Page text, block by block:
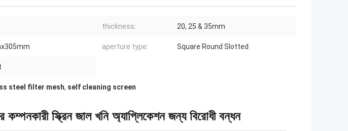
thickness: 20, 25 & 35mm
aperture type: Square Round Slotted
steel filter mesh, self cleaning screen
কম্পনকারী স্ক্রিন জাল খনি অ্যাপ্লিকেশন জন্য বিরোধী বন্ধন